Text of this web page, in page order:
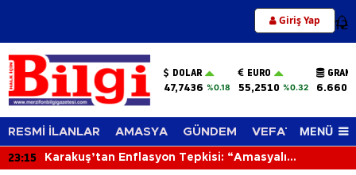
Giriş Yap 12
DOLAR
47,7436 %0.18
EURO
55,2510 %0.32
RESMİ İLANLAR AMASYA GÜNDEM VEFAT EDENLER
MENÜ
23:15
Karakuş’tan Enflasyon Tepkisi: “Amasyalı